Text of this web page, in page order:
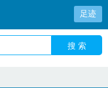
足迹
搜 索